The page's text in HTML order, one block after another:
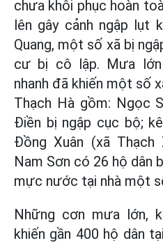
chưa khôi phục hoàn
lên gây cảnh ngập lụt
Quang, một số xã bị
cư bị cô lập. Mưa
nhanh đã khiến một số
Thạch Hà gồm: Ngọc
Điền bị ngập cục bộ;
Đồng Xuân (xã Thạch
Nam Sơn có 26 hộ dân
mực nước tại nhà một
Những cơn mưa lớn,
khiến gần 400 hộ dân